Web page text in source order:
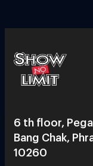
6 th floor,
Bang Chak,
10260